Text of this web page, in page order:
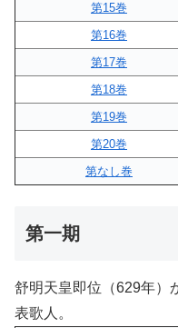
第15巻
第16巻
第17巻
第18巻
第19巻
第20巻
第なし巻
第一期
舒明天皇即位（629年）
表歌人。